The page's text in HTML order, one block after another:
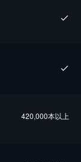
420,000本以上